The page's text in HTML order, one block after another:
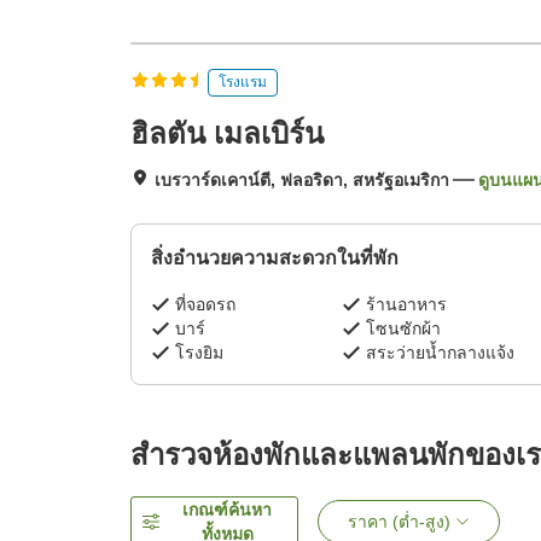
โรงแรม
ฮิลตัน เมลเบิร์น
เบรวาร์ดเคาน์ตี, ฟลอริดา, สหรัฐอเมริกา ดูบนแผ
สิ่งอำนวยความสะดวกในที่พัก
ที่จอดรถ
ร้านอาหาร
บาร์
โซนซักผ้า
โรงยิม
สระว่ายน้ำกลางแจ้ง
สำรวจห้องพักและแพลนพักของเ
เกณฑ์ค้นหา
ทั้งหมด
ราคา (ต่ำ-สูง)